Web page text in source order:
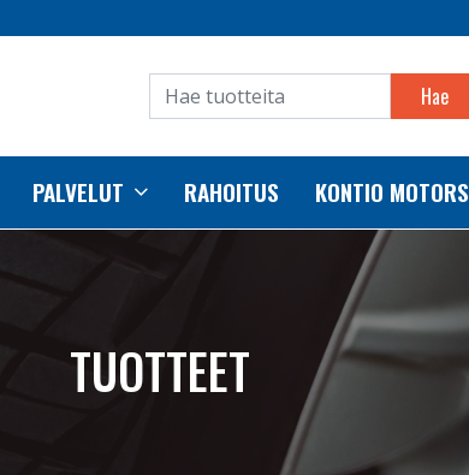
Hae
PALVELUT RAHOITUS KONTIO MOTORS
TUOTTEET